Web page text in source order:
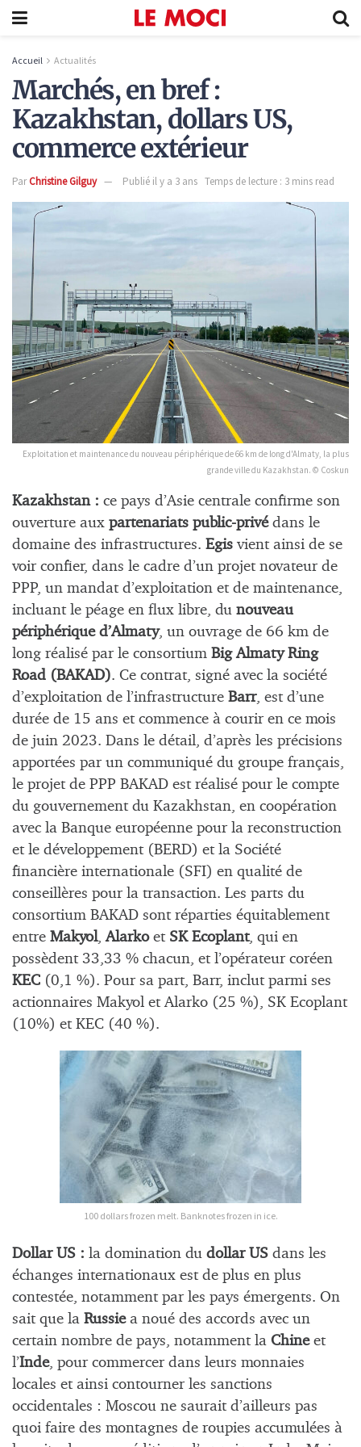
Accueil Actualités
Marchés, en bref :
Kazakhstan, dollars US,
commerce extérieur
ParChristine Gilguy Publié il y a 3 ans Temps de lecture : 3 mins read
Exploitation et maintenance du nouveau périphérique de 66 km de long d'Almaty, la plus
grande ville du Kazakhstan. © Coskun
Kazakhstan : ce pays d’Asie centrale confirme son
ouverture aux partenariats public-privédans le
domaine des infrastructures. Egis vient ainsi de se
voir confier, dans le cadre d’un projet novateur de
PPP, un mandat d’exploitation et de maintenance,
incluant le péage en flux libre, du nouveau
périphérique d’Almaty, un ouvrage de 66 km de
long réalisé par le consortium Big Almaty Ring
Road (BAKAD). Ce contrat, signé avec la société
d’exploitation de l’infrastructure Barr, est d’une
durée de 15 ans et commence à courir en ce mois
de juin 2023. Dans le détail, d’après les précisions
apportées par un communiqué du groupe français,
le projet de PPP BAKAD est réalisé pour le compte
du gouvernement du Kazakhstan, en coopération
avec la Banque européenne pour la reconstruction
et le développement (BERD) et la Société
financière internationale (SFI) en qualité de
conseillères pour la transaction. Les parts du
consortium BAKAD sont réparties équitablement
entre Makyol, AlarkoetSK Ecoplant, qui en
possèdent 33,33 % chacun, et l’opérateur coréen
KEC (0,1 %). Pour sa part, Barr, inclut parmi ses
actionnaires Makyol et Alarko (25 %), SK Ecoplant
(10%) et KEC (40 %).
100 dollars frozen melt. Banknotes frozen in ice.
Dollar US : la domination du dollar US dans les
échanges internationaux est de plus en plus
contestée, notamment par les pays émergents. On
sait que la Russiea noué des accords avec un
certain nombre de pays, notamment la Chineet
l’Inde, pour commercer dans leurs monnaies
locales et ainsi contourner les sanctions
occidentales : Moscou ne saurait d’ailleurs pas
quoi faire des montagnes de roupies accumulées à